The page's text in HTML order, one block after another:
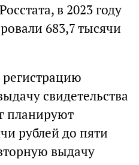
в 2023 году
683,7 тысячи
регистрацию
свидетельства
планируют
рублей до пяти
выдачу